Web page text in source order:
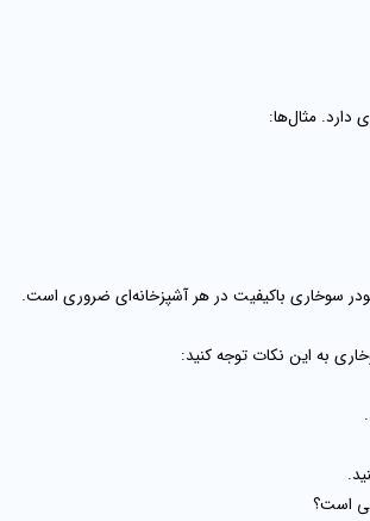
دارد. مثال‌ها:
سوخاری باکیفیت در هر آشپزخانه‌ای ضروری است.
به این نکات توجه کنید:
است؟